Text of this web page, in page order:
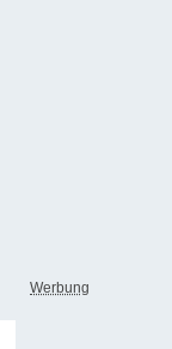
Werbung